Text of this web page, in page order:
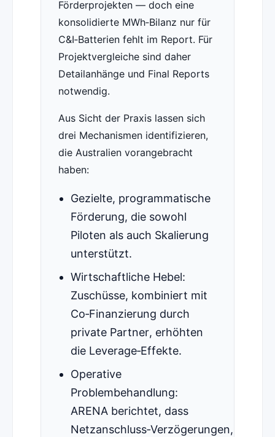
Förderprojekten — doch eine
konsolidierte MWh‑Bilanz nur für
C&I‑Batterien fehlt im Report. Für
Projektvergleiche sind daher
Detailanhänge und Final Reports
notwendig.
Aus Sicht der Praxis lassen sich
drei Mechanismen identifizieren,
die Australien vorangebracht
haben:
Gezielte, programmatische
Förderung, die sowohl
Piloten als auch Skalierung
unterstützt.
Wirtschaftliche Hebel:
Zuschüsse, kombiniert mit
Co‑Finanzierung durch
private Partner, erhöhten
die Leverage‑Effekte.
Operative
Problembehandlung:
ARENA berichtet, dass
Netzanschluss‑Verzögerungen,